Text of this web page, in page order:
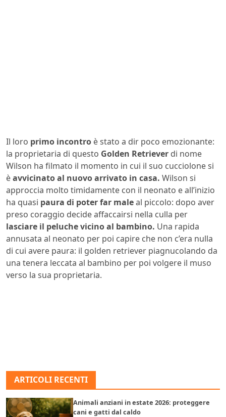
Il loro primo incontro è stato a dir poco emozionante:
la proprietaria di questo Golden Retriever di nome
Wilson ha filmato il momento in cui il suo cucciolone si
èavvicinato al nuovo arrivato in casa. Wilson si
approccia molto timidamente con il neonato e all’inizio
ha quasi paura di poter far maleal piccolo: dopo aver
preso coraggio decide affaccairsi nella culla per
lasciare il peluche vicino al bambino. Una rapida
annusata al neonato per poi capire che non c’era nulla
di cui avere paura: il golden retriever piagnucolando da
una tenera leccata al bambino per poi volgere il muso
verso la sua proprietaria.
ARTICOLI RECENTI
Animali anziani in estate 2026: proteggere
cani e gatti dal caldo